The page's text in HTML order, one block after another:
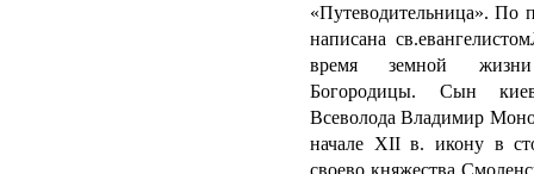
«Путеводительница». По
написана
время земной жизни
Богородицы. Сын
Всеволода Владимир
начале XII в. икону в
своево княжества